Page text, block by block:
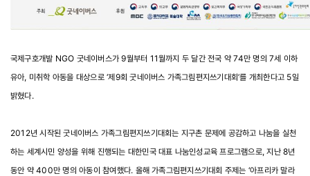
국제구호개발 NGO 굿네이버스가 9월부터 11월까지 두 달간 전국 약 74만 명의 7세 이하
유아, 미취학 아동을 대상으로 ‘제9회 굿네이버스 가족그림편지쓰기대회’를 개최한다고 5일
밝혔다.
2012년 시작된 굿네이버스 가족그림편지쓰기대회는 지구촌 문제에 공감하고 나눔을 실천
하는 세계시민 양성을 위해 진행되는 대한민국 대표 나눔인성교육 프로그램으로, 지난 8년
동안 약 400만 명의 아동이 참여했다. 올해 가족그림편지쓰기대회 주제는 ‘아프리카 말라